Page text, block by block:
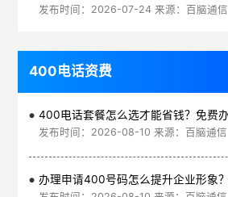
发布时间：2026-07-24 来源：百脑通信
400电话资费
发布时间：2026-08-10 来源：百脑通信